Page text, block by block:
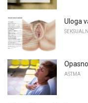
Uloga
ASTMA